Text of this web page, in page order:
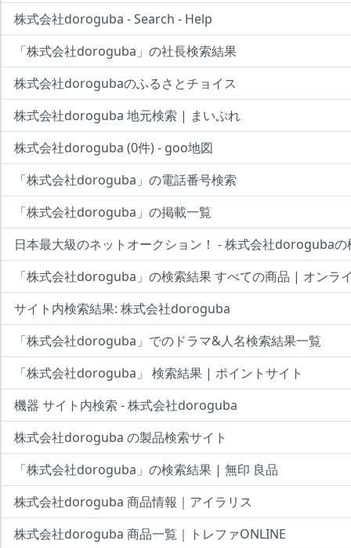
株式会社doroguba - Search - Help
「株式会社doroguba」の社長検索結果
株式会社dorogubaのふるさとチョイス
株式会社doroguba 地元検索 | まいぷれ
株式会社doroguba (0件) - goo地図
「株式会社doroguba」の電話番号検索
「株式会社doroguba」の掲載一覧
日本最大級のネットオークション！ - 株式会社dorogubaの
「株式会社doroguba」の検索結果 すべての商品 | オンラ
サイト内検索結果: 株式会社doroguba
「株式会社doroguba」でのドラマ&人名検索結果一覧
「株式会社doroguba」 検索結果 | ポイントサイト
機器 サイト内検索 - 株式会社doroguba
株式会社doroguba の製品検索サイト
「株式会社doroguba」の検索結果 | 無印 良品
株式会社doroguba 商品情報｜アイラリス
株式会社doroguba 商品一覧｜トレファONLINE